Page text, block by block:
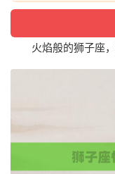
火焰般的狮子座